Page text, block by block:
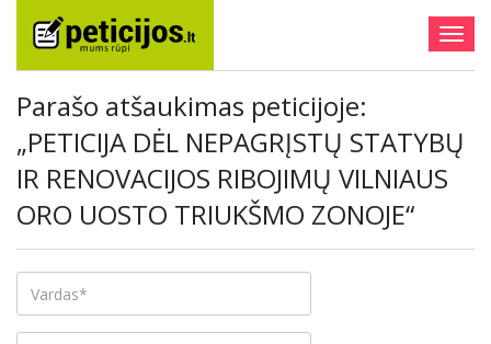
Parašo atšaukimas peticijoje:
„PETICIJA DĖL NEPAGRĮSTŲ STATYBŲ
IR RENOVACIJOS RIBOJIMŲ VILNIAUS
ORO UOSTO TRIUKŠMO ZONOJE“